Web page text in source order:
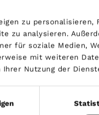
zu
zu analysieren.
für soziale Medien,
mit weiteren
Nutzung der
sowie die
auf allen Etagen
barrierefrei
das zweite vom
zeitlos moderne
Grundrissen
die unterschiedliche
zu großzügigen